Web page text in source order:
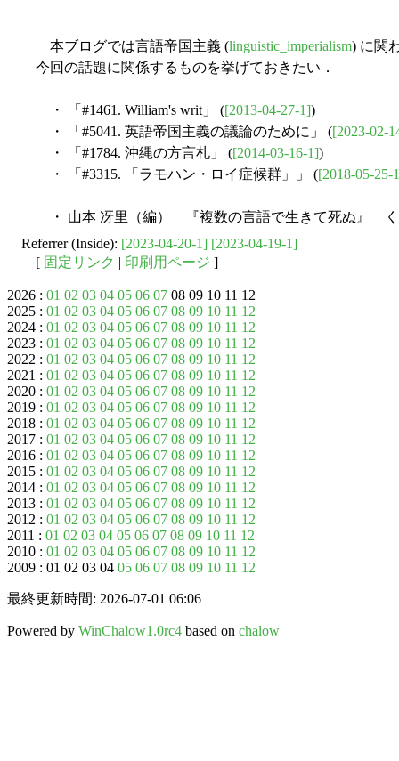
本ブログでは言語帝国主義 (linguistic_imperialism) に関
今回の話題に関係するものを挙げておきたい．
・ 「#1461. William's writ」 ([2013-04-27-1])
・ 「#5041. 英語帝国主義の議論のために」 ([2023-02-
・ 「#1784. 沖縄の方言札」 ([2014-03-16-1])
・ 「#3315. 「ラモハン・ロイ症候群」」 ([2018-05-25-
・ 山本 冴里（編） 『複数の言語で生きて死ぬ』 く
Referrer (Inside): [2023-04-20-1] [2023-04-19-1]
[ 固定リンク | 印刷用ページ ]
2026 : 01 02 03 04 05 06 07 08 09 10 11 12
2025 : 01 02 03 04 05 06 07 08 09 10 11 12
2024 : 01 02 03 04 05 06 07 08 09 10 11 12
2023 : 01 02 03 04 05 06 07 08 09 10 11 12
2022 : 01 02 03 04 05 06 07 08 09 10 11 12
2021 : 01 02 03 04 05 06 07 08 09 10 11 12
2020 : 01 02 03 04 05 06 07 08 09 10 11 12
2019 : 01 02 03 04 05 06 07 08 09 10 11 12
2018 : 01 02 03 04 05 06 07 08 09 10 11 12
2017 : 01 02 03 04 05 06 07 08 09 10 11 12
2016 : 01 02 03 04 05 06 07 08 09 10 11 12
2015 : 01 02 03 04 05 06 07 08 09 10 11 12
2014 : 01 02 03 04 05 06 07 08 09 10 11 12
2013 : 01 02 03 04 05 06 07 08 09 10 11 12
2012 : 01 02 03 04 05 06 07 08 09 10 11 12
2011 : 01 02 03 04 05 06 07 08 09 10 11 12
2010 : 01 02 03 04 05 06 07 08 09 10 11 12
2009 : 01 02 03 04 05 06 07 08 09 10 11 12
最終更新時間: 2026-07-01 06:06
Powered by WinChalow1.0rc4 based on chalow